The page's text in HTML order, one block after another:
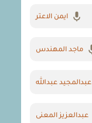
ايمن الاعتر
ماجد المهندس
عبدالمجيد عبدالله
عبدالعزيز المعنى